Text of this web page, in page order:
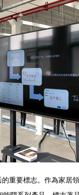
要標志。作為家居